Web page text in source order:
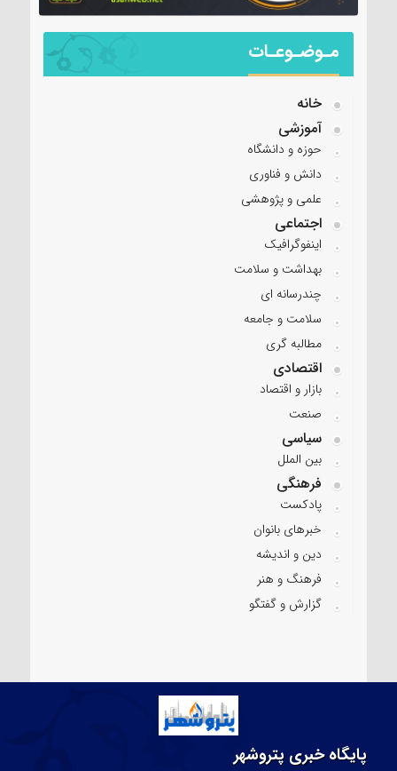
مـوضـوعـات
خانه
آموزشی
حوزه و دانشگاه
دانش و فناوری
علمی و پژوهشی
اجتماعی
اینفوگرافیک
بهداشت و سلامت
چندرسانه ای
سلامت و جامعه
مطالبه گری
اقتصادی
بازار و اقتصاد
صنعت
سیاسی
بین الملل
فرهنگی
پادکست
خبرهای بانوان
دین و اندیشه
فرهنگ و هنر
گزارش و گفتگو
پایگاه خبری پتروشهر